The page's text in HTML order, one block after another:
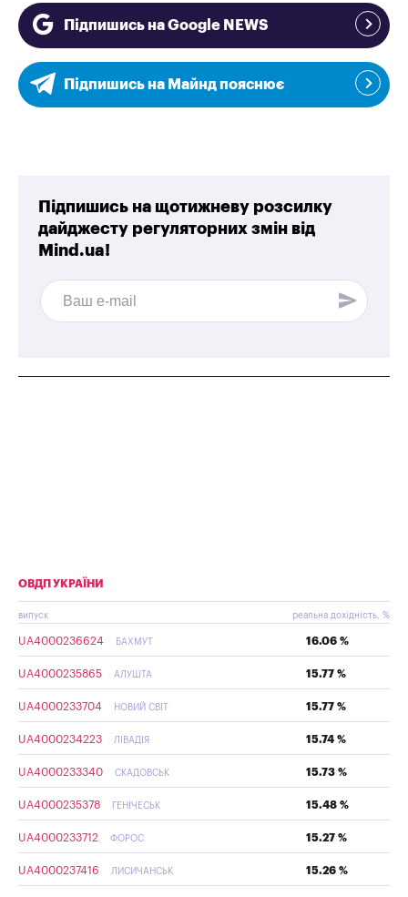
Підпишись на Google NEWS
Підпишись на Майнд пояснює
Підпишись на щотижневу розсилку
дайджесту регуляторних змін від
Mind.ua!
ОВДП УКРАЇНИ
випуск реальна дохідність, %
UA4000236624 БАХМУТ 16.06 %
UA4000235865 АЛУШТА 15.77 %
UA4000233704 НОВИЙ СВІТ 15.77 %
UA4000234223 ЛІВАДІЯ 15.74 %
UA4000233340 СКАДОВСЬК 15.73 %
UA4000235378 ГЕНІЧЕСЬК 15.48 %
UA4000233712 ФОРОС 15.27 %
UA4000237416 ЛИСИЧАНСЬК 15.26 %